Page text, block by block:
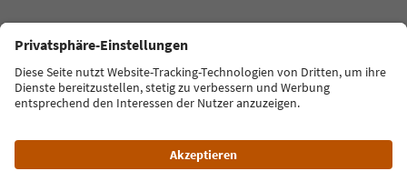
Sprache: Deutsch
FAQ Kontakt Presse MICE Datenschutzerklärung
Zugänglichkeitserklärung